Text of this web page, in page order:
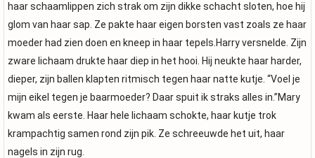
haar schaamlippen zich strak om zijn dikke schacht sloten, hoe hij
glom van haar sap. Ze pakte haar eigen borsten vast zoals ze haar
moeder had zien doen en kneep in haar tepels.Harry versnelde. Zijn
zware lichaam drukte haar diep in het hooi. Hij neukte haar harder,
dieper, zijn ballen klapten ritmisch tegen haar natte kutje. “Voel je
mijn eikel tegen je baarmoeder? Daar spuit ik straks alles in.”Mary
kwam als eerste. Haar hele lichaam schokte, haar kutje trok
krampachtig samen rond zijn pik. Ze schreeuwde het uit, haar
nagels in zijn rug.